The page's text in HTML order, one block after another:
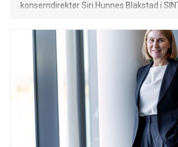
konserndirektør Siri Hunnes Blakstad i